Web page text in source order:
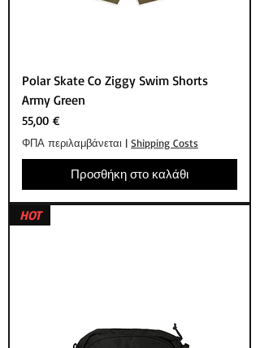
Polar Skate Co Ziggy Swim Shorts
Army Green
Τιμή
55,00 €
ΦΠΑ περιλαμβάνεται | Shipping Costs
Προσθήκη στο καλάθι
HOT